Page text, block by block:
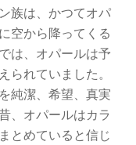
族は、かつてオパ
空から降ってくる
は、オパールは予
られていました。
純潔、希望、真実
、オパールはカラ
とめていると信じ